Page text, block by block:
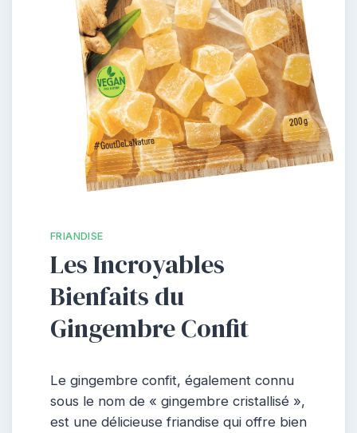
FRIANDISE
Les Incroyables
Bienfaits du
Gingembre Confit
Le gingembre confit, également connu
sous le nom de « gingembre cristallisé »,
est une délicieuse friandise qui offre bien